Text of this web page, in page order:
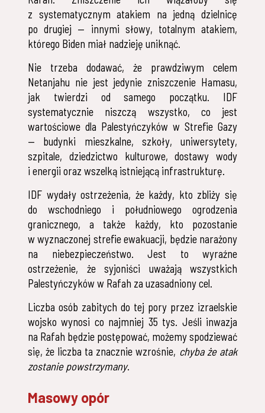
z systematycznym atakiem na jedną dzielnicę
po drugiej — innymi słowy, totalnym atakiem,
którego Biden miał nadzieję uniknąć.
Nie trzeba dodawać, że prawdziwym celem
Netanjahu nie jest jedynie zniszczenie Hamasu,
jak twierdzi od samego początku. IDF
systematycznie niszczą wszystko, co jest
wartościowe dla Palestyńczyków w Strefie Gazy
— budynki mieszkalne, szkoły, uniwersytety,
szpitale, dziedzictwo kulturowe, dostawy wody
i energii oraz wszelką istniejącą infrastrukturę.
IDF wydały ostrzeżenia, że każdy, kto zbliży się
do wschodniego i południowego ogrodzenia
granicznego, a także każdy, kto pozostanie
w wyznaczonej strefie ewakuacji, będzie narażony
na niebezpieczeństwo. Jest to wyraźne
ostrzeżenie, że syjoniści uważają wszystkich
Palestyńczyków w Rafah za uzasadniony cel.
Liczba osób zabitych do tej pory przez izraelskie
wojsko wynosi co najmniej 35 tys. Jeśli inwazja
na Rafah będzie postępować, możemy spodziewać
się, że liczba ta znacznie wzrośnie, chyba że atak
zostanie powstrzymany.
Masowy opór